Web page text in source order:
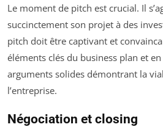
Le moment de pitch est crucial. Il
succinctement son projet à des
pitch doit être captivant et
éléments clés du business plan et
arguments solides démontrant la
l’entreprise.
Négociation et closing